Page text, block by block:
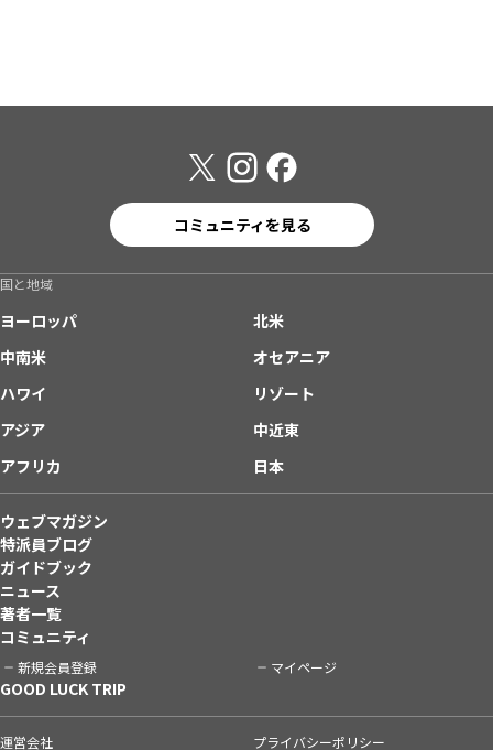
コミュニティを見る
国と地域
ヨーロッパ
北米
中南米
オセアニア
ハワイ
リゾート
アジア
中近東
アフリカ
日本
ウェブマガジン
特派員ブログ
ガイドブック
ニュース
著者一覧
コミュニティ
新規会員登録 マイページ
GOOD LUCK TRIP
運営会社 プライバシーポリシー